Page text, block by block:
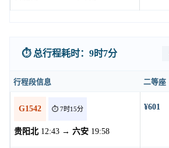
⏱️ 总行程耗时：9时7分
行程段信息 二等座
G1542 ⏱️ 7时15分
贵阳北12:43 → 六安 19:58
¥601